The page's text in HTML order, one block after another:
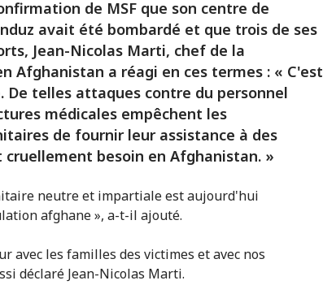
de MSF que son centre de
avait été bombardé et que trois de ses
Jean-Nicolas Marti, chef de la
Afghanistan a réagi en ces termes : « C'est
De telles attaques contre du personnel
médicales empêchent les
de fournir leur assistance à des
cruellement besoin en Afghanistan. »
neutre et impartiale est aujourd'hui
afghane », a-t-il ajouté.
avec les familles des victimes et avec nos
déclaré Jean-Nicolas Marti.